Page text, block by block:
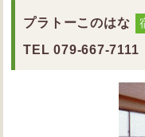
プラトーこのはな
TEL 079-667-7111